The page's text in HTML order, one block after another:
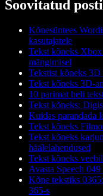
Soovitatud
Kõnesüntees
kasutajatele
Tekst kõneks
mängimisel
Tekstist kõneks
Tekst kõneks 3D-
10 parimat heli
Tekst kõneks:
Kuidas parandada
Tekst kõneks
Tekst kõneks
häälelahendused
Tekst kõneks
Avasta Speech
Kõne tekstiks
365-s